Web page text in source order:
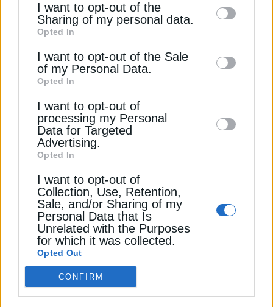
information by third parties on the IAB’s list
of downstream participants. This
information may also be disclosed by us to
third parties on theIAB’s List of
Downstream Participants
disclose it to other third parties.
I want to opt-out of the
Sharing of my personal data.
Opted In
I want to opt-out of the Sale
of my Personal Data.
Opted In
I want to opt-out of
processing my Personal
Data for Targeted
Advertising.
Opted In
I want to opt-out of
Collection, Use, Retention,
Sale, and/or Sharing of my
Personal Data that Is
Unrelated with the Purposes
for which it was collected.
Opted Out
CONFIRM
ΔΕΊΤΕ ΕΠΊΣΗΣ
ΠΕΤΡΕΛΑΙΟ
Σαουδική Αραβία: Σε υψηλό τριμήνου οι
εξαγωγές πετρελαίου
21 Ιουλίου 2025